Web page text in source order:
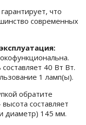
что
современных
40 Вт Вт.
1 ламп(ы).
обратите
составляет
диаметр) 145 мм.